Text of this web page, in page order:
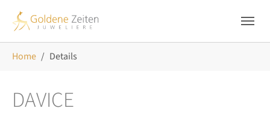
Home Details
DAVICE